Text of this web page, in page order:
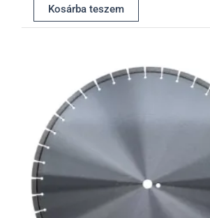
Kosárba teszem